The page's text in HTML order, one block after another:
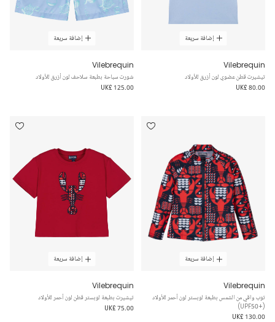
إضافة سريعة
Vilebrequin
تيشيرت قطن عضوي لون أزرق للأولاد
UK£ 80.00
إضافة سريعة
Vilebrequin
شورت سباحة بطبعة سلاحف لون أزرق للأولاد
UK£ 125.00
إضافة سريعة
Vilebrequin
توب واقي من الشمس بطبعة لوبستر لون أحمر للأولاد
(+UPF50)
UK£ 130.00
إضافة سريعة
Vilebrequin
تيشيرت بطبعة لوبستر قطن لون أحمر للأولاد
UK£ 75.00